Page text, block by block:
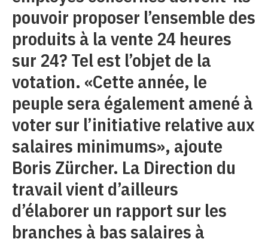
pouvoir proposer l’ensemble des
produits à la vente 24 heures
sur 24? Tel est l’objet de la
votation. «Cette année, le
peuple sera également amené à
voter sur l’initiative relative aux
salaires minimums», ajoute
Boris Zürcher. La Direction du
travail vient d’ailleurs
d’élaborer un rapport sur les
branches à bas salaires à